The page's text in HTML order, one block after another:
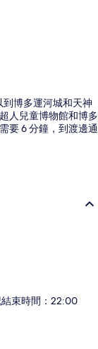
博多運河城和天神
人兒童博物館和博多
要 6 分鐘，到渡邊通
束時間：22:00